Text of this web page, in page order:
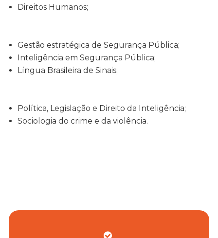
Direitos Humanos;
Gestão estratégica de Segurança Pública;
Inteligência em Segurança Pública;
Língua Brasileira de Sinais;
Política, Legislação e Direito da Inteligência;
Sociologia do crime e da violência.